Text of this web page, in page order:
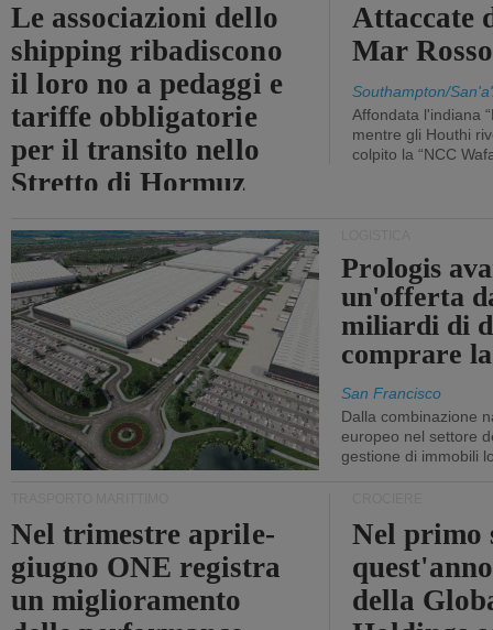
Le associazioni dello
shipping ribadiscono
il loro no a pedaggi e
tariffe obbligatorie
per il transito nello
Stretto di Hormuz
Attaccate
Mar Rosso
Southampton/
Affondata l'indiana
mentre gli Houthi
colpito la “NCC
Prologis
un'offerta
miliardi di
comprare
San Francisco
Dalla combinazione
europeo nel settore
gestione di immobili
Nel trimestre aprile-
giugno ONE registra
un miglioramento
Nel primo
della